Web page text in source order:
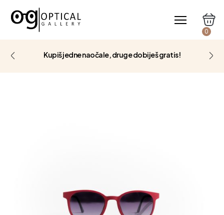
0
Kupiš jedne naočale, druge dobiješ gratis!